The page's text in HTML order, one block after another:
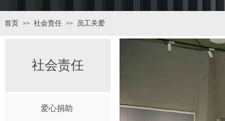
首页 >> 社会责任 >> 员工关爱
社会责任
爱心捐助